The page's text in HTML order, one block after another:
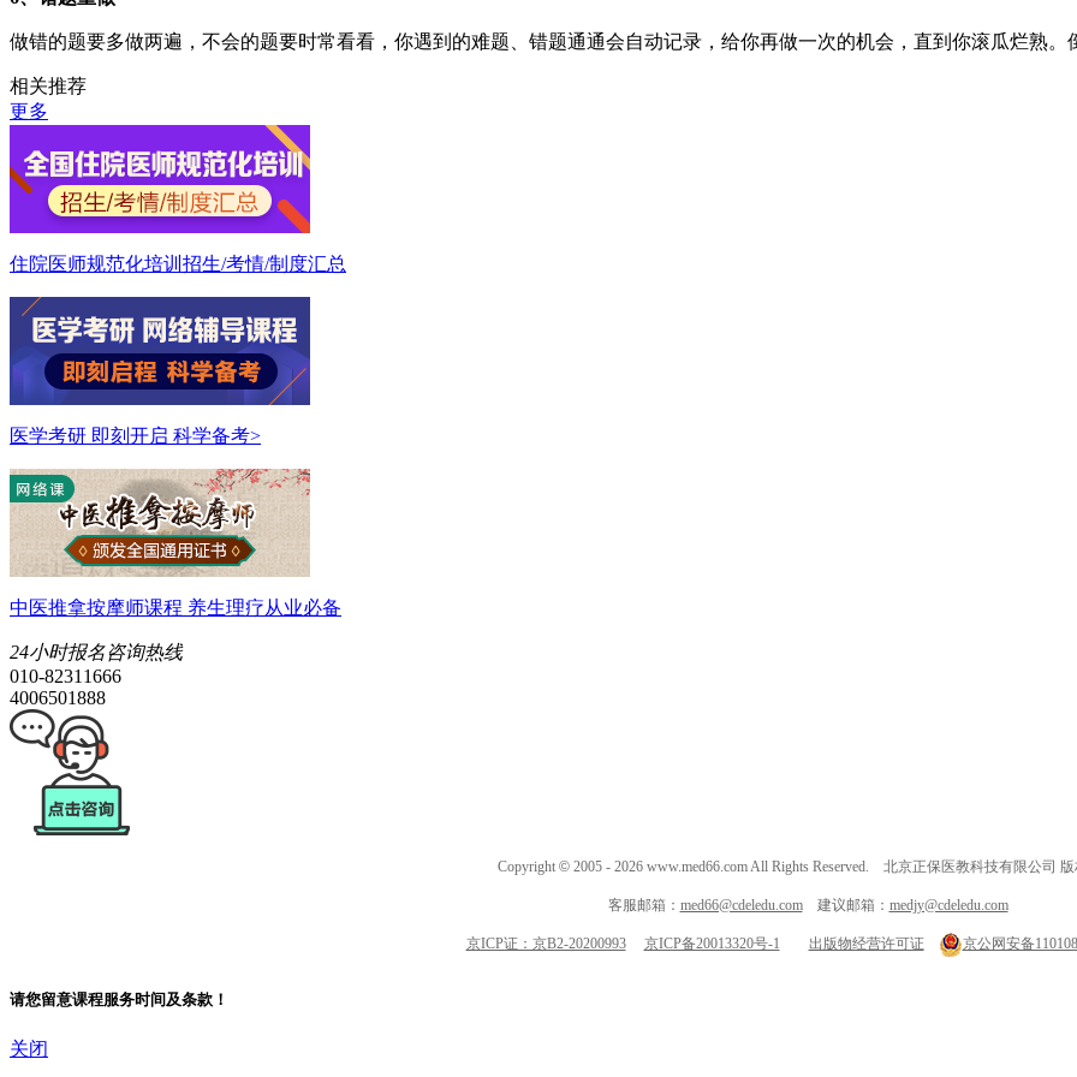
做错的题要多做两遍，不会的题要时常看看，你遇到的难题、错题通通会自动记录，给你再做一次的机会，直到你滚瓜烂熟。
相关推荐
更多
住院医师规范化培训招生/考情/制度汇总
医学考研 即刻开启 科学备考>
中医推拿按摩师课程 养生理疗从业必备
24小时报名咨询热线
010-82311666
4006501888
Copyright © 2005 - 2026 www.med66.com All Rights Reserved. 北京正保医教科技有限公司
客服邮箱： med66@cdeledu.com建议邮箱： medjy@cdeledu.com
京ICP证：京B2-20200993 京ICP备20013320号-1 出版物经营许可证 京公网安备
请您留意课程服务时间及条款！
关闭